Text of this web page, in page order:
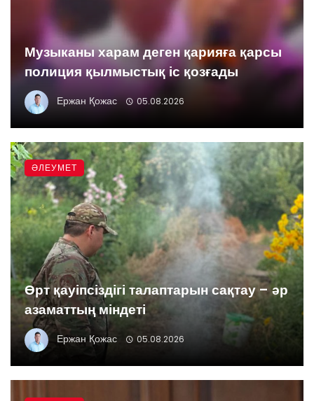
Музыканы харам деген қарияға қарсы
полиция қылмыстық іс қозғады
Ержан Қожас 05.08.2026
Өрт қауіпсіздігі талаптарын сақтау – әр
азаматтың міндеті
Ержан Қожас 05.08.2026
ӘЛЕУМЕТ